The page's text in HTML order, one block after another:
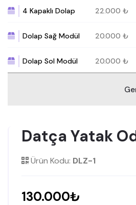
4 Kapaklı Dolap 22.000 ₺
Dolap Sağ Modül 20.000 ₺
Dolap Sol Modül 20.000 ₺
Datça Yatak
Ürün Kodu: DLZ-1
130.000₺